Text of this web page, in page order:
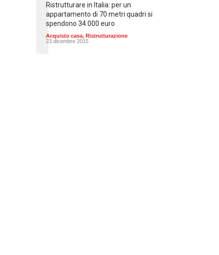
Ristrutturare in Italia: per un
appartamento di 70 metri quadri si
spendono 34.000 euro
Acquisto casa, Ristrutturazione
23 dicembre 2015